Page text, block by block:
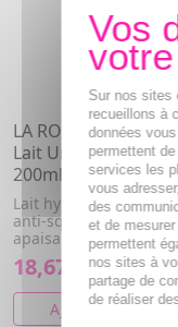
LA ROCHE POSAY
Lait Urea 10%
200ml
Lait hydratant triple
anti-squames, anti-
apaisant 48h
18,67€
AJOUTER AU
Sur nos sites
recueillons à
données
permettent
services les
vous
des
et de
permettent
nos sites à
partage de
de réaliser